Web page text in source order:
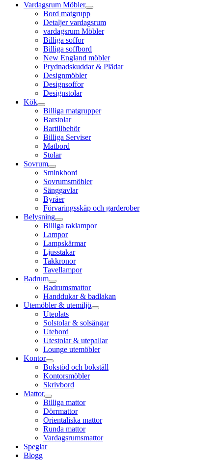
Vardagsrum Möbler
Bord matgrupp
Detaljer vardagsrum
vardagsrum Möbler
Billiga soffor
Billiga soffbord
New England möbler
Prydnadskuddar & Plädar
Designmöbler
Designsoffor
Designstolar
Kök
Billiga matgrupper
Barstolar
Bartillbehör
Billiga Serviser
Matbord
Stolar
Sovrum
Sminkbord
Sovrumsmöbler
Sänggavlar
Byråer
Förvaringsskåp och garderober
Belysning
Billiga taklampor
Lampor
Lampskärmar
Ljusstakar
Takkronor
Tavellampor
Badrum
Badrumsmattor
Handdukar & badlakan
Utemöbler & utemiljö
Uteplats
Solstolar & solsängar
Utebord
Utestolar & utepallar
Lounge utemöbler
Kontor
Bokstöd och bokställ
Kontorsmöbler
Skrivbord
Mattor
Billiga mattor
Dörrmattor
Orientaliska mattor
Runda mattor
Vardagsrumsmattor
Speglar
Blogg